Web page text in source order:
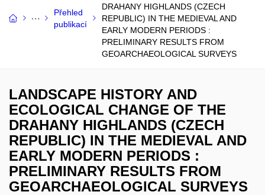
Přehled
publikací
DRAHANY HIGHLANDS (CZECH
REPUBLIC) IN THE MEDIEVAL AND
EARLY MODERN PERIODS :
PRELIMINARY RESULTS FROM
GEOARCHAEOLOGICAL SURVEYS
LANDSCAPE HISTORY AND
ECOLOGICAL CHANGE OF THE
DRAHANY HIGHLANDS (CZECH
REPUBLIC) IN THE MEDIEVAL AND
EARLY MODERN PERIODS :
PRELIMINARY RESULTS FROM
GEOARCHAEOLOGICAL SURVEYS